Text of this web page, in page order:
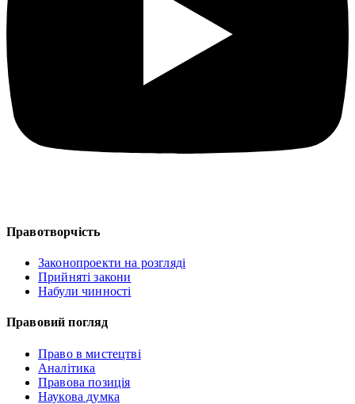
Правотворчість
Законопроекти на розгляді
Прийняті закони
Набули чинності
Правовий погляд
Право в мистецтві
Аналітика
Правова позиція
Наукова думка